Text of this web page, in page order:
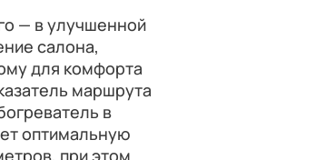
— в улучшенной
салона,
для комфорта
маршрута
в
оптимальную
при этом